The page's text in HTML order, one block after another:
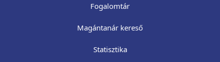
Fogalomtár
Magántanár kereső
Statisztika